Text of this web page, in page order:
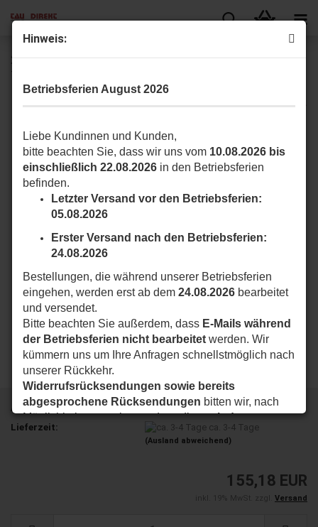
Hin­weis:
Betriebsferien August 2026
Liebe Kundinnen und Kunden,
bitte beachten Sie, dass wir uns vom 10.08.2026 bis
einschließlich 22.08.2026 in den Betriebsferien
befinden.
Letzter Versand vor den Betriebsferien:
05.08.2026
Erster Versand nach den Betriebsferien:
24.08.2026
Bestellungen, die während unserer Betriebsferien
eingehen, werden erst ab dem 24.08.2026 bearbeitet
und versendet.
Bitte beachten Sie außerdem, dass E-Mails während
der Betriebsferien nicht bearbeitet werden. Wir
kümmern uns um Ihre Anfragen schnellstmöglich nach
unserer Rückkehr.
Widerrufsrücksendungen sowie bereits
abgesprochene Rücksendungen bitten wir, nach
Möglichkeit so zu planen, dass dieseab dem
24.08.2026
bei uns eintreffen.
Vielen Dank für Ihr Verständnis. Wir wünschen Ihnen
250T-​CONNECT WiFi + Ether­net Schnitt­stel­le für die
TauO­pen APP 2.0
Art.Nr.:
008271
Lieferzeit:
ca. 3-4 Tage
(Ausland abweichend)
155,18 EUR
Versand